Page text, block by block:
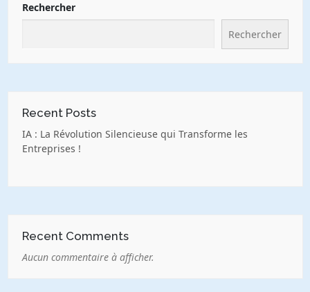
Rechercher
Rechercher
Recent Posts
IA : La Révolution Silencieuse qui Transforme les
Entreprises !
Recent Comments
Aucun commentaire à afficher.